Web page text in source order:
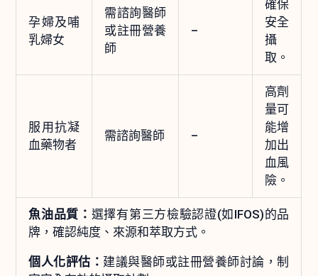
孕婦及哺
乳婦女
需諮詢醫師
或註冊營養
師
–
確保
安全
攝
取。
服用抗凝
血藥物者
需諮詢醫師 –
高劑
量可
能增
加出
血風
險。
魚油品質： 選擇有第三方檢驗認證(如IFOS)的品
牌，確認純度、來源和萃取方式。
個人化評估： 建議與醫師或註冊營養師討論，制